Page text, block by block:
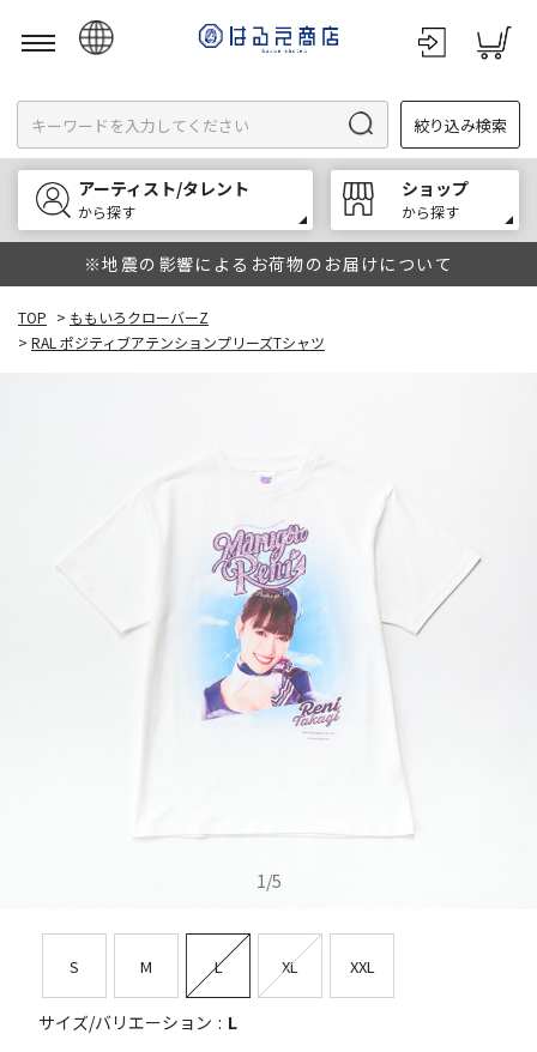
English
한국어
中文
絞り込み検索
アーティスト/タレント
から探す
ショップ
から探す
※地震の影響によるお荷物のお届けについて
TOP > ももいろクローバーZ
> RAL ポジティブアテンションプリーズTシャツ
1/5
S M L XL XXL
サイズ/バリエーション L